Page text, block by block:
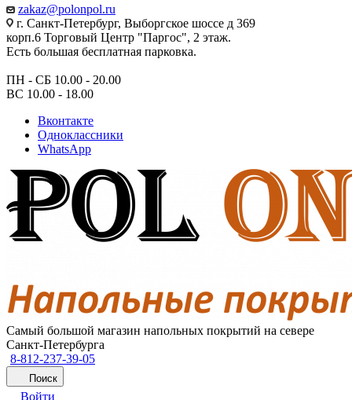
zakaz@polonpol.ru
г. Санкт-Петербург, Выборгское шоссе д 369
корп.6 Торговый Центр "Паргос", 2 этаж.
Есть большая бесплатная парковка.
ПН - СБ 10.00 - 20.00
ВС 10.00 - 18.00
Вконтакте
Одноклассники
WhatsApp
Самый большой магазин напольных покрытий на севере
Санкт-Петербурга
8-812-237-39-05
Поиск
Войти